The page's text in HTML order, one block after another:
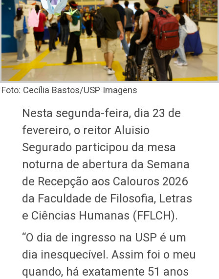
Foto: Cecília Bastos/USP Imagens
Nesta segunda-feira, dia 23 de
fevereiro, o reitor Aluisio
Segurado participou da mesa
noturna de abertura da Semana
de Recepção aos Calouros 2026
da Faculdade de Filosofia, Letras
e Ciências Humanas (FFLCH).
“O dia de ingresso na USP é um
dia inesquecível. Assim foi o meu
quando, há exatamente 51 anos